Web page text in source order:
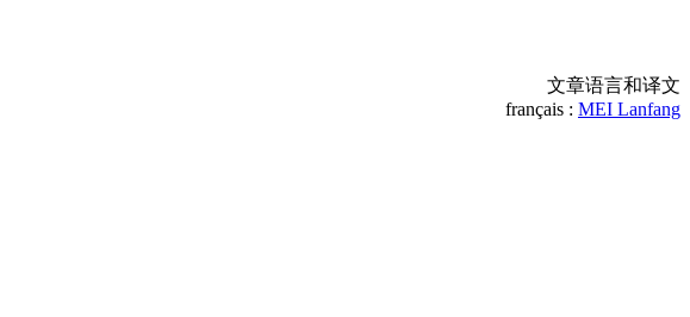
文章语言和译文
français : MEI Lanfang